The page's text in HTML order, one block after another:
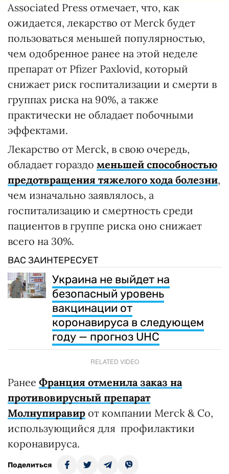
Associated Press отмечает, что, как
ожидается, лекарство от Merсk будет
пользоваться меньшей популярностью,
чем одобренное ранее на этой неделе
препарат от Pfizer Paxlovid, который
снижает риск госпитализации и смерти в
группах риска на 90%, а также
практически не обладает побочными
эффектами.
Лекарство от Merсk, в свою очередь,
обладает гораздо меньшей способностью
предотвращения тяжелого хода болезни,
чем изначально заявлялось, а
госпитализацию и смертность среди
пациентов в группе риска оно снижает
всего на 30%.
ВАС ЗАИНТЕРЕСУЕТ
Украина не выйдет на
безопасный уровень
вакцинации от
коронавируса в следующем
году — прогноз UHC
RELATED VIDEO
Ранее Франция отменила заказ на
противовирусный препарат
Молнупиравир от компании Merck & Co,
использующийся для профилактики
коронавируса.
Поделиться